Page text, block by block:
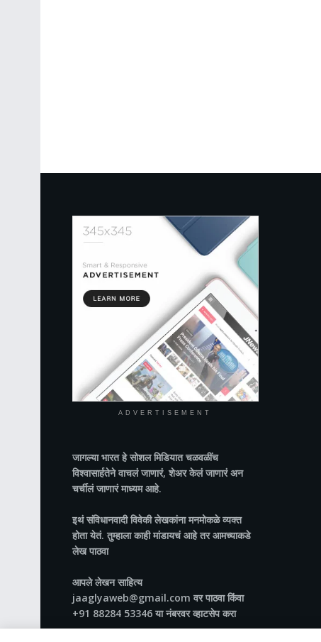
ADVERTISEMENT
जागल्या भारतहे सोशल मिडियात चळवळींच
विश्वासार्हतेने वाचलं जाणारं, शेअर केलं जाणारं अन
चर्चीलं जाणारं माध्यम आहे.
इथं संविधानवादी विवेकी लेखकांना मनमोकळे व्यक्त
होता येतं. तुम्हाला काही मांडायचं आहे तर आमच्याकडे
लेख पाठवा
आपले लेखन साहित्य
jaaglyaweb@gmail.com वर पाठवा किंवा
+91 88284 53346 या नंबरवर व्हाटसेप करा